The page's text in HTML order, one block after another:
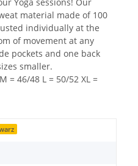
material made of 100
individually at the
of movement at any
pockets and one back
smaller.
= 46/48 L = 50/52 XL =